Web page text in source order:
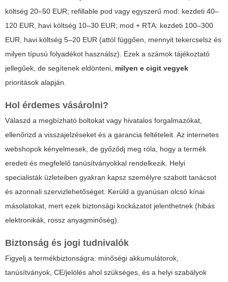
költség 20–50 EUR; refillable pod vagy egyszerű mod: kezdeti 40–
120 EUR, havi költség 10–30 EUR; mod + RTA: kezdeti 100–300
EUR, havi költség 5–20 EUR (attól függően, mennyit tekercselsz és
milyen típusú folyadékot használsz). Ezek a számok tájékoztató
jellegűek, de segítenek eldönteni, milyen e cigit vegyek
prioritások alapján.
Hol érdemes vásárolni?
Válaszd a megbízható boltokat vagy hivatalos forgalmazókat,
ellenőrizd a visszajelzéseket és a garancia feltételeit. Az internetes
webshopok kényelmesek, de győződj meg róla, hogy a termék
eredeti és megfelelő tanúsítványokkal rendelkezik. Helyi
specialisták üzleteiben gyakran kapsz személyre szabott tanácsot
és azonnali szervizlehetőséget. Kerüld a gyanúsan olcsó kínai
másolatokat, mert ezek biztonsági kockázatot jelenthetnek (hibás
elektronikák, rossz anyagminőség).
Biztonság és jogi tudnivalók
Figyelj a termékbiztonságra: minőségi akkumulátorok,
tanúsítványok, CE/jelölés ahol szükséges, és a helyi szabályok